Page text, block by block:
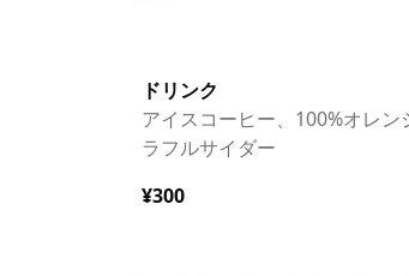
ドリンク
アイスコーヒー、100%オレン
ラフルサイダー
¥300